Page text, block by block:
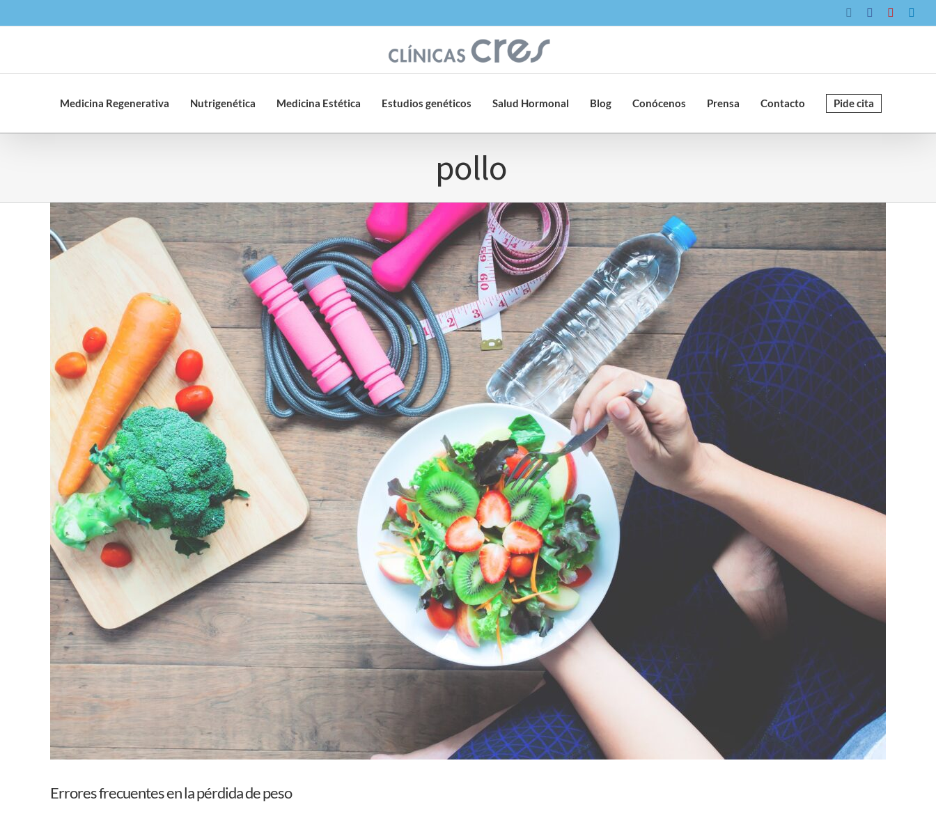
al
InstagramFacebookYouTube
Medicina Regenerativa Nutrigenética Medicina Estética Estudios genéticos Salud Hormonal Blog Conócenos Prensa Contacto Pide cita
pollo
Errores frecuentes en la pérdida de peso